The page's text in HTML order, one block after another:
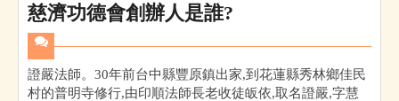
慈濟功德會創辦人是誰?
證嚴法師。30年前台中縣豐原鎮出家,到花蓮縣秀林鄉佳民
村的普明寺修行,由印順法師長老收徒皈依,取名證嚴,字慧